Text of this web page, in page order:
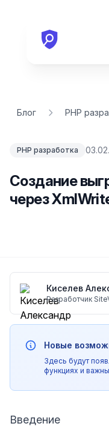
Блог
PHP разработка
Создание
через
Введение
Киселев
Разработчик
Новые
Здесь будут
функциях и